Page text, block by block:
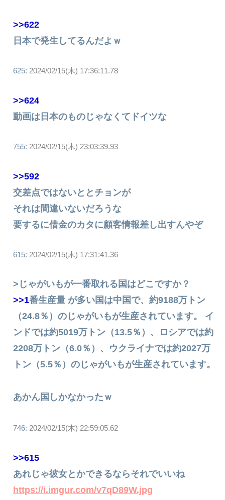
>>622
日本で発生してるんだよｗ
625: 2024/02/15(木) 17:36:11.78
>>624
動画は日本のものじゃなくてドイツな
755: 2024/02/15(木) 23:03:39.93
>>592
交差点ではないととチョンが
それは間違いないだろうな
要するに借金のカタに顧客情報差し出すんやぞ
615: 2024/02/15(木) 17:31:41.36
>じゃがいもが一番取れる国はどこですか？
>>1番生産量 が多い国は中国で、約9188万トン
（24.8％）のじゃがいもが生産されています。 イ
ンドでは約5019万トン（13.5％）、ロシアでは約
2208万トン（6.0％）、ウクライナでは約2027万
トン（5.5％）のじゃがいもが生産されています。
あかん国しかなかったｗ
746: 2024/02/15(木) 22:59:05.62
>>615
あれじゃ彼女とかできるならそれでいいね
https://i.imgur.com/v7qD89W.jpg